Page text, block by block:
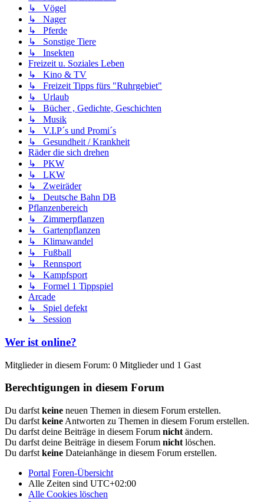
↳ Vögel
↳ Nager
↳ Pferde
↳ Sonstige Tiere
↳ Insekten
Freizeit u. Soziales Leben
↳ Kino & TV
↳ Freizeit Tipps fürs "Ruhrgebiet"
↳ Urlaub
↳ Bücher , Gedichte, Geschichten
↳ Musik
↳ V.I.P´s und Promi´s
↳ Gesundheit / Krankheit
Räder die sich drehen
↳ PKW
↳ LKW
↳ Zweiräder
↳ Deutsche Bahn DB
Pflanzenbereich
↳ Zimmerpflanzen
↳ Gartenpflanzen
↳ Klimawandel
↳ Fußball
↳ Rennsport
↳ Kampfsport
↳ Formel 1 Tippspiel
Arcade
↳ Spiel defekt
↳ Session
Wer ist online?
Mitglieder in diesem Forum: 0 Mitglieder und 1 Gast
Berechtigungen in diesem Forum
Du darfst keine neuen Themen in diesem Forum erstellen.
Du darfst keine Antworten zu Themen in diesem Forum erstellen.
Du darfst deine Beiträge in diesem Forum nicht ändern.
Du darfst deine Beiträge in diesem Forum nicht löschen.
Du darfst keine Dateianhänge in diesem Forum erstellen.
Portal Foren-Übersicht
Alle Zeiten sind UTC+02:00
Alle Cookies löschen